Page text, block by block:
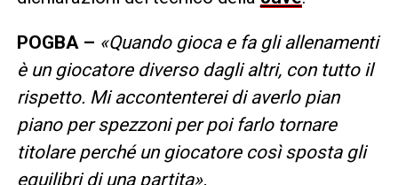
POGBA – «Quando gioca e fa gli allenamenti
è un giocatore diverso dagli altri, con tutto il
rispetto. Mi accontenterei di averlo pian
piano per spezzoni per poi farlo tornare
titolare perché un giocatore così sposta gli
equilibri di una partita».